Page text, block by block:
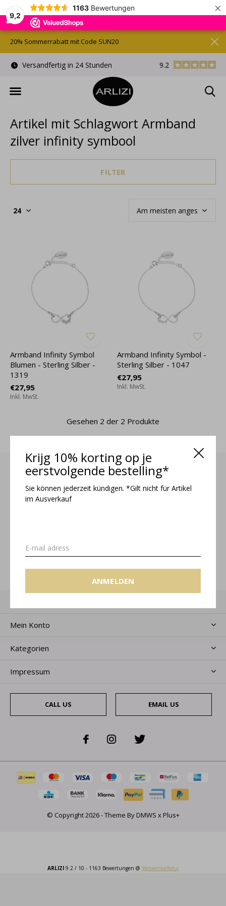
9,2
1163 Bewertungen ×
Krijg 10% korting op je
eerstvolgende bestelling*
Sie können jederzeit kündigen. *Gilt nicht für Artikel
im Ausverkauf
ANMELDEN
Versandfertig in 24 Stunden Kostenlose
9.2
20% Sommerrabatt mit Code SUN20
Artikel mit Schlagwort Armband
zilver infinity symbool
FILTER
Armband Infinity Symbol
Blumen - Sterling Silber -
1319
€27,95
Inkl. MwSt.
Armband Infinity Symbol -
Sterling Silber - 1047
€27,95
Inkl. MwSt.
Gesehen 2 der 2 Produkte
Melden Sie sich für unseren
Mein Konto
Kategorien
Impressum
CALL US EMAIL US
© Copyright2026- Theme ByDMWS x Plus+
ARLIZI9.2 / 10 - 1163 Bewertungen @ Webwinkelkeur